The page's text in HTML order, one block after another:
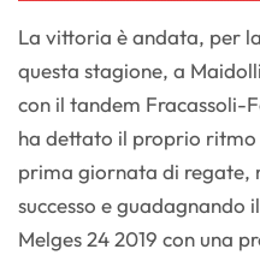
La vittoria è andata, per
questa stagione, a
con il tandem Fracassoli-
ha dettato il proprio
prima giornata di regate,
successo e
Melges 24 2019 con una